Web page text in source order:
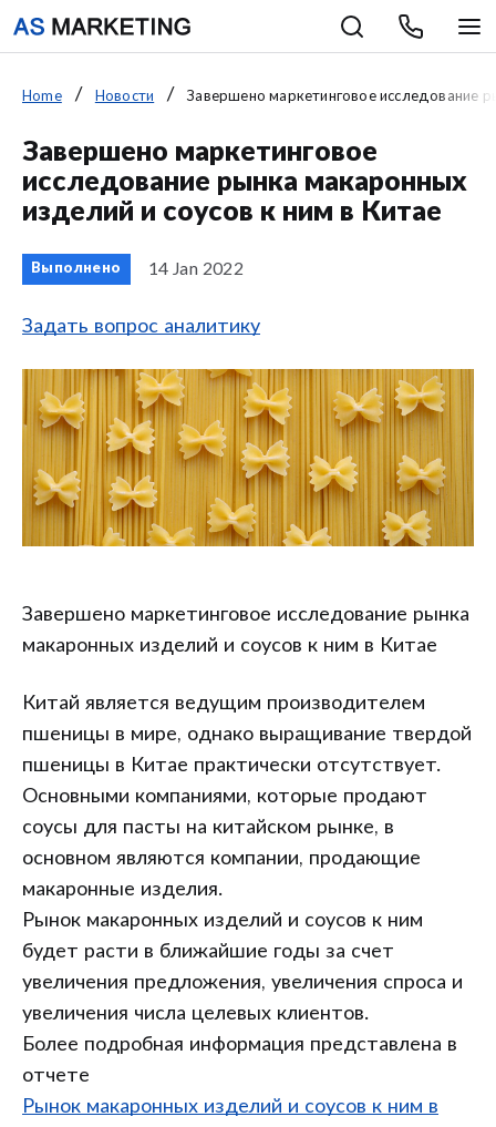
Home Новости Завершено маркетинговое исследование
Завершено маркетинговое
исследование рынка макаронных
изделий и соусов к ним в Китае
Выполнено 14 Jan 2022
Задать вопрос аналитику
Завершено маркетинговое исследование рынка
макаронных изделий и соусов к ним в Китае
Китай является ведущим производителем
пшеницы в мире, однако выращивание твердой
пшеницы в Китае практически отсутствует.
Основными компаниями, которые продают
соусы для пасты на китайском рынке, в
основном являются компании, продающие
макаронные изделия.
Рынок макаронных изделий и соусов к ним
будет расти в ближайшие годы за счет
увеличения предложения, увеличения спроса и
увеличения числа целевых клиентов.
Более подробная информация представлена в
отчете
Рынок макаронных изделий и соусов к ним в